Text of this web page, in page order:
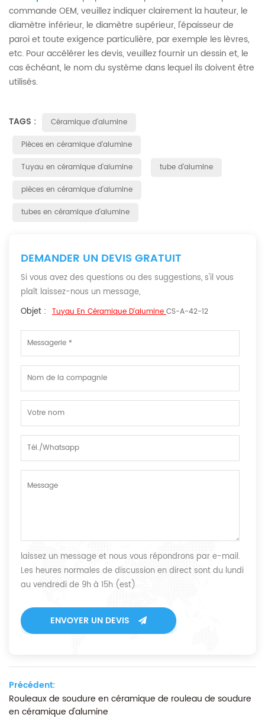
commande OEM, veuillez indiquer clairement la hauteur, le
diamètre inférieur, le diamètre supérieur, l'épaisseur de
paroi et toute exigence particulière, par exemple les lèvres,
etc. Pour accélérer les devis, veuillez fournir un dessin et, le
cas échéant, le nom du système dans lequel ils doivent être
utilisés.
TAGS :
Céramique d'alumine
Pièces en céramique d'alumine
Tuyau en céramique d'alumine
tube d'alumine
pièces en céramique d'alumine
tubes en céramique d'alumine
DEMANDER UN DEVIS GRATUIT
Si vous avez des questions ou des suggestions, s'il vous
plaît laissez-nous un message,
Objet : Tuyau En Céramique D'alumineCS-A-42-12
laissez un message et nous vous répondrons par e-mail.
Les heures normales de discussion en direct sont du lundi
au vendredi de 9h à 15h (est)
ENVOYER UN DEVIS
Précédent:
Rouleaux de soudure en céramique de rouleau de soudure
en céramique d'alumine